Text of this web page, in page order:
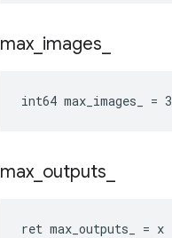
max images
int64 max_images_ = 3
max outputs
ret max_outputs_ = x